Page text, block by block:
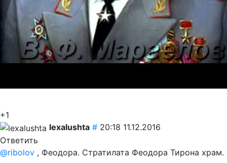
+1
lexalushta # 20:18 11.12.2016
Ответить
@ribolov , Феодора. Стратилата Феодора Тирона храм.